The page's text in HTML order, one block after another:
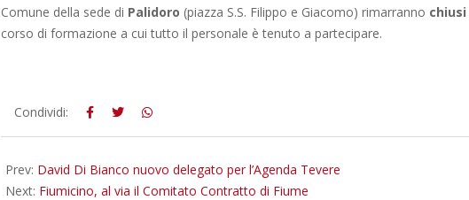
Comune della sede di Palidoro (piazza S.S. Filippo e Giacomo) rimarranno chiusi
corso di formazione a cui tutto il personale è tenuto a partecipare.
2018-
12-
Condividi:
Prev: David Di Bianco nuovo delegato per l’Agenda Tevere
Next: Fiumicino, al via il Comitato Contratto di Fiume